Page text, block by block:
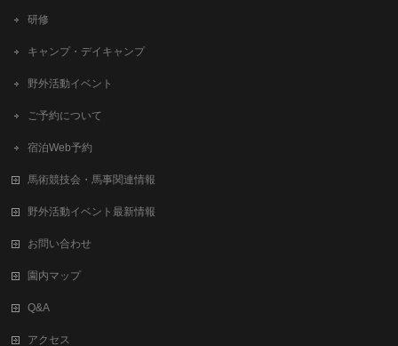
研修
キャンプ・デイキャンプ
野外活動イベント
ご予約について
宿泊Web予約
馬術競技会・馬事関連情報
野外活動イベント最新情報
お問い合わせ
園内マップ
Q&A
アクセス